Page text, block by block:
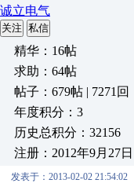
诚立电气
关注 私信
精华：16帖
求助：64帖
帖子：679帖 | 7271回
年度积分：3
历史总积分：32156
注册：2012年9月27日
发表于：2013-02-02 21:54:02